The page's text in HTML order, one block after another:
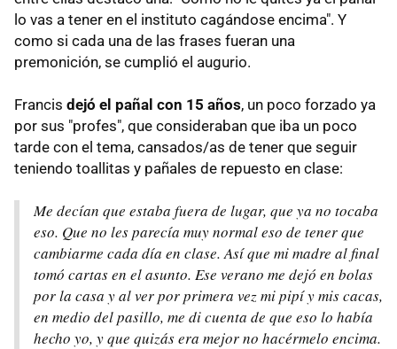
lo vas a tener en el instituto cagándose encima". Y
como si cada una de las frases fueran una
premonición, se cumplió el augurio.
Francis dejó el pañal con 15 años, un poco forzado ya
por sus "profes", que consideraban que iba un poco
tarde con el tema, cansados/as de tener que seguir
teniendo toallitas y pañales de repuesto en clase:
Me decían que estaba fuera de lugar, que ya no tocaba
eso. Que no les parecía muy normal eso de tener que
cambiarme cada día en clase. Así que mi madre al final
tomó cartas en el asunto. Ese verano me dejó en bolas
por la casa y al ver por primera vez mi pipí y mis cacas,
en medio del pasillo, me di cuenta de que eso lo había
hecho yo, y que quizás era mejor no hacérmelo encima.